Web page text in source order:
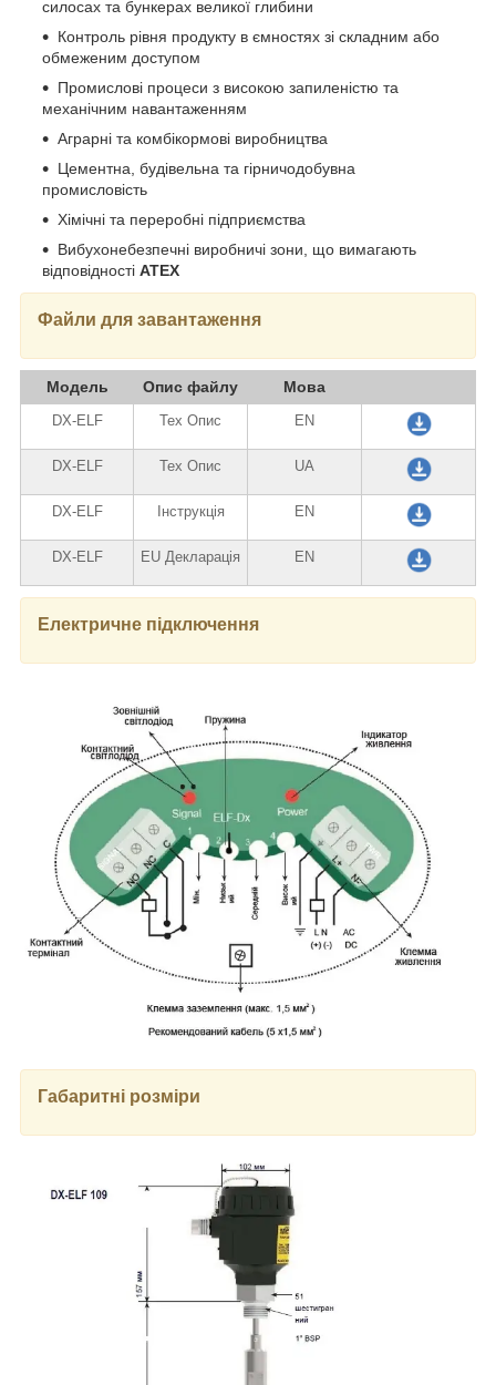
силосах та бункерах великої глибини
Контроль рівня продукту в ємностях зі складним або
обмеженим доступом
Промислові процеси з високою запиленістю та
механічним навантаженням
Аграрні та комбікормові виробництва
Цементна, будівельна та гірничодобувна
промисловість
Хімічні та переробні підприємства
Вибухонебезпечні виробничі зони, що вимагають
відповідності ATEX
Файли для завантаження
Модель Опис файлу Мова
DX-ELF Тех Опис EN
DX-ELF Тех Опис UA
DX-ELF Інструкція EN
DX-ELF EU Декларація EN
Електричне підключення
Габаритні розміри